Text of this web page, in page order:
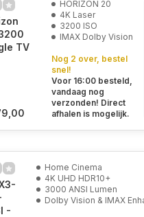
TV
HORIZON 20
4K Laser
3200 ISO
IMAX Dolby Vision
Nog 2 over, bestel
snel!
Voor 16:00 besteld,
vandaag nog
verzonden! Direct
afhalen is mogelijk.
-
Home Cinema
4K UHD HDR10+
3000 ANSI Lumen
Dolby Vision & IMAX